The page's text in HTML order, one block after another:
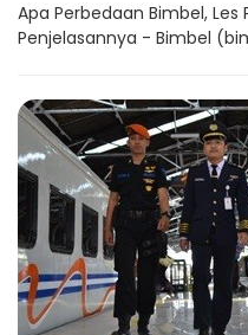
Apa Perbedaan Bimbel, Les
Penjelasannya - Bimbel